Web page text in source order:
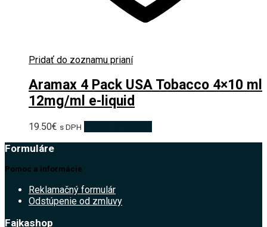
Pridať do zoznamu prianí
Aramax 4 Pack USA Tobacco 4×10 ml
12mg/ml e-liquid
19.50€ s DPH
Formuláre
Pomoc a informácie
Reklamačný formulár
Odstúpenie od zmluvy
Fajkashop